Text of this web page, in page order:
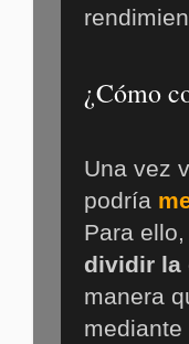
¿Cómo
Una vez
podría
Para
dividir la
manera
mediante